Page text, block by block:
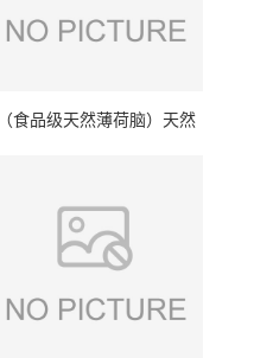
（食品级天然薄荷脑）天然